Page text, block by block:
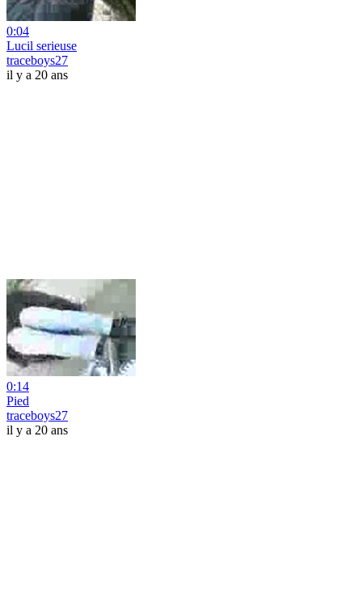
0:04
Lucil serieuse
traceboys27
il y a 20 ans
0:14
Pied
traceboys27
il y a 20 ans